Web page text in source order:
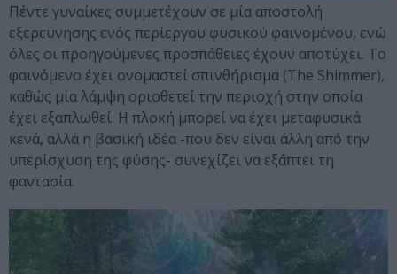
Πέντε γυναίκες συμμετέχουν σε μία αποστολή
εξερεύνησης ενός περίεργου φυσικού φαινομένου, ενώ
όλες οι προηγούμενες προσπάθειες έχουν αποτύχει. Το
φαινόμενο έχει ονομαστεί σπινθήρισμα (The Shimmer),
καθώς μία λάμψη οριοθετεί την περιοχή στην οποία
έχει εξαπλωθεί. Η πλοκή μπορεί να έχει μεταφυσικά
κενά, αλλά η βασική ιδέα -που δεν είναι άλλη από την
υπερίσχυση της φύσης- συνεχίζει να εξάπτει τη
φαντασία.